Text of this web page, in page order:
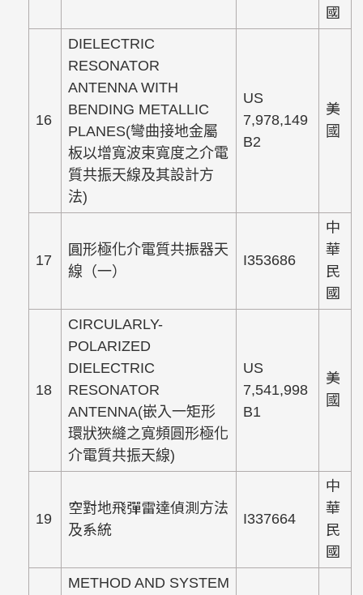
國
16
DIELECTRIC
RESONATOR
ANTENNA WITH
BENDING METALLIC
PLANES(彎曲接地金屬
板以增寬波束寬度之介電
質共振天線及其設計方
法)
US
7,978,149
B2
美
國
17
圓形極化介電質共振器天
線（一）
I353686
中
華
民
國
18
CIRCULARLY-
POLARIZED
DIELECTRIC
RESONATOR
ANTENNA(嵌入一矩形
環狀狹縫之寬頻圓形極化
介電質共振天線)
US
7,541,998
B1
美
國
19
空對地飛彈雷達偵測方法
及系統
I337664
中
華
民
國
METHOD AND SYSTEM